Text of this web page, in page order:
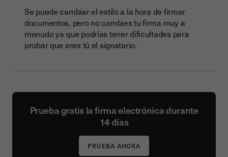
Se puede cambiar el estilo a la hora de firmar
documentos, pero no cambies tu firma muy a
menudo ya que podrías tener dificultades para
probar que eres tú el signatario.
Prueba gratis la firma electrónica durante
14 días